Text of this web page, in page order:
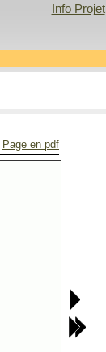
Info Projet
Page en pdf